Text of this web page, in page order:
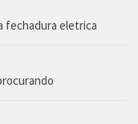
fechadura eletrica